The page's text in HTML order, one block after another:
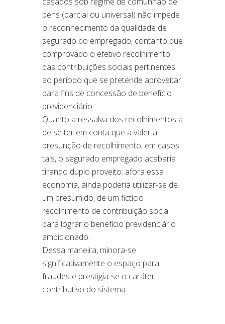
bens (parcial ou universal) não impede
o reconhecimento da qualidade de
segurado do empregado, contanto que
comprovado o efetivo recolhimento
das contribuições sociais pertinentes
ao período que se pretende aproveitar
para fins de concessão de benefício
previdenciário.
Quanto a ressalva dos recolhimentos a
de se ter em conta que a valer a
presunção de recolhimento, em casos
tais, o segurado empregado acabaria
tirando duplo proveito: afora essa
economia, ainda poderia utilizar-se de
um presumido, de um fictício
recolhimento de contribuição social
para lograr o benefício previdenciário
ambicionado.
Dessa maneira, minora-se
significativamente o espaço para
fraudes e prestigia-se o caráter
contributivo do sistema.